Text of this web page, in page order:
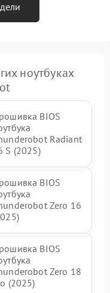
ноутбуках
BIOS
Radiant
S (2025)
BIOS
Zero 16
BIOS
Zero 18
(2025)